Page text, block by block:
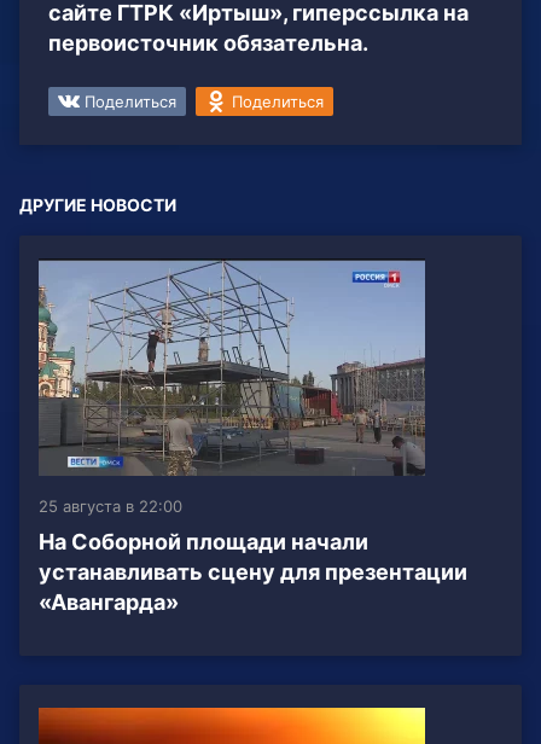
сайте ГТРК «Иртыш», гиперссылка на
первоисточник обязательна.
Поделиться Поделиться
ДРУГИЕ НОВОСТИ
25 августа в 22:00
На Соборной площади начали
устанавливать сцену для презентации
«Авангарда»